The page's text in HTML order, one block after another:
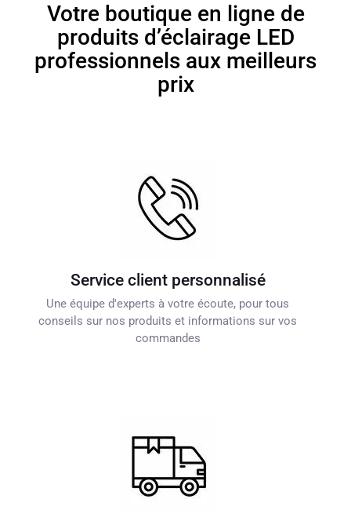
Votre boutique en ligne de
produits d’éclairage LED
professionnels aux meilleurs
prix
Service client personnalisé
Une équipe d'experts à votre écoute, pour tous
conseils sur nos produits et informations sur vos
commandes